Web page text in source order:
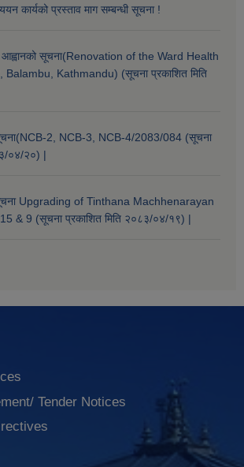
कार्यको प्रस्ताव माग सम्बन्धी सूचना !
आह्वानको सूचना(Renovation of the Ward Health
Kathmandu) (सूचना प्रकाशित मिति
2, NCB-3, NCB-4/2083/084 (सूचना
०४/२०) |
Upgrading of Tinthana Machhenarayan
& 9 (सूचना प्रकाशित मिति २०८३/०४/१९) |
Tender Notices